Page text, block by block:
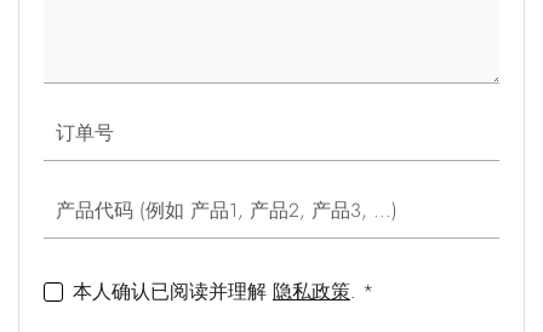
订单号
产品代码 (例如 产品1, 产品2, 产品3, ...)
本人确认已阅读并理解 隐私政策. *